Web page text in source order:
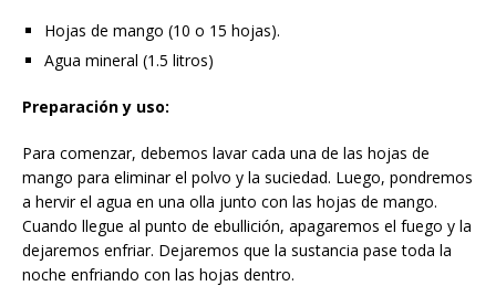
Hojas de mango (10 o 15 hojas).
Agua mineral (1.5 litros)
Preparación y uso:
Para comenzar, debemos lavar cada una de las hojas de
mango para eliminar el polvo y la suciedad. Luego, pondremos
a hervir el agua en una olla junto con las hojas de mango.
Cuando llegue al punto de ebullición, apagaremos el fuego y la
dejaremos enfriar. Dejaremos que la sustancia pase toda la
noche enfriando con las hojas dentro.